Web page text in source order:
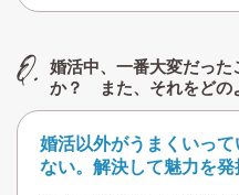
婚活中、一番大変だっ
か？ また、それをどの
婚活以外がうまくいっ
ない。解決して魅力を発